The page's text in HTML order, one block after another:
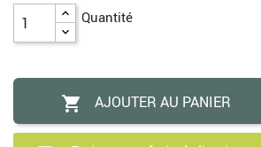
Quantité
 AJOUTER AU PANIER